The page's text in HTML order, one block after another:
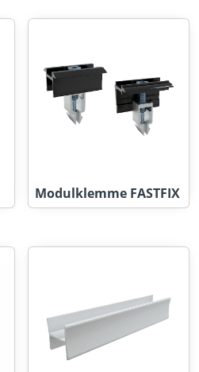
Modulklemme FASTFIX